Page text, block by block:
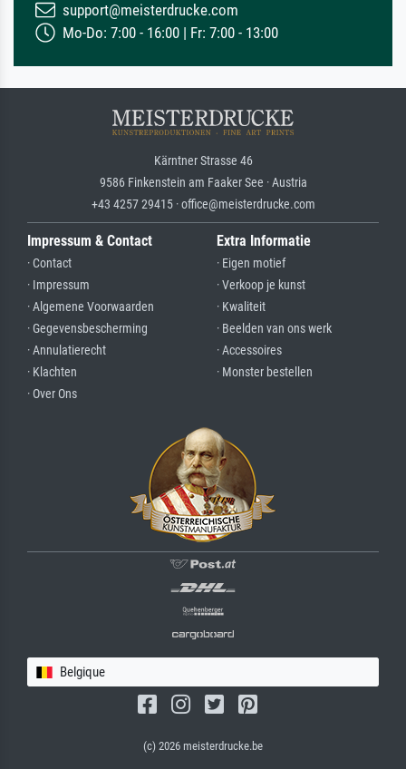
support@meisterdrucke.com
Mo-Do: 7:00 - 16:00 | Fr: 7:00 - 13:00
Kärntner Strasse 46
9586 Finkenstein am Faaker See · Austria
+43 4257 29415 · office@meisterdrucke.com
Impressum & Contact
· Contact
· Impressum
· Algemene Voorwaarden
· Gegevensbescherming
· Annulatierecht
· Klachten
· Over Ons
Extra Informatie
· Eigen motief
· Verkoop je kunst
· Kwaliteit
· Beelden van ons werk
· Accessoires
· Monster bestellen
Belgique
(c) 2026 meisterdrucke.be